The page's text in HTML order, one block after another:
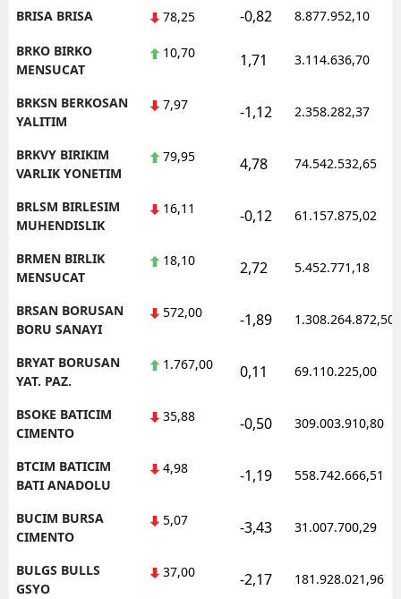
BRISA BRISA 78,25 -0,82 8.877.952,10
BRKO BIRKO
MENSUCAT
10,70 1,71 3.114.636,70
BRKSN BERKOSAN
YALITIM
7,97 -1,12 2.358.282,37
BRKVY BIRIKIM
VARLIK YONETIM
79,95 4,78 74.542.532,65
BRLSM BIRLESIM
MUHENDISLIK
16,11 -0,12 61.157.875,02
BRMEN BIRLIK
MENSUCAT
18,10 2,72 5.452.771,18
BRSAN BORUSAN
BORU SANAYI
572,00 -1,89 1.308.264.872,50
BRYAT BORUSAN
YAT. PAZ.
1.767,00 0,11 69.110.225,00
BSOKE BATICIM
CIMENTO
35,88 -0,50 309.003.910,80
BTCIM BATICIM
BATI ANADOLU
4,98 -1,19 558.742.666,51
BUCIM BURSA
CIMENTO
5,07 -3,43 31.007.700,29
BULGS BULLS
GSYO
37,00 -2,17 181.928.021,96